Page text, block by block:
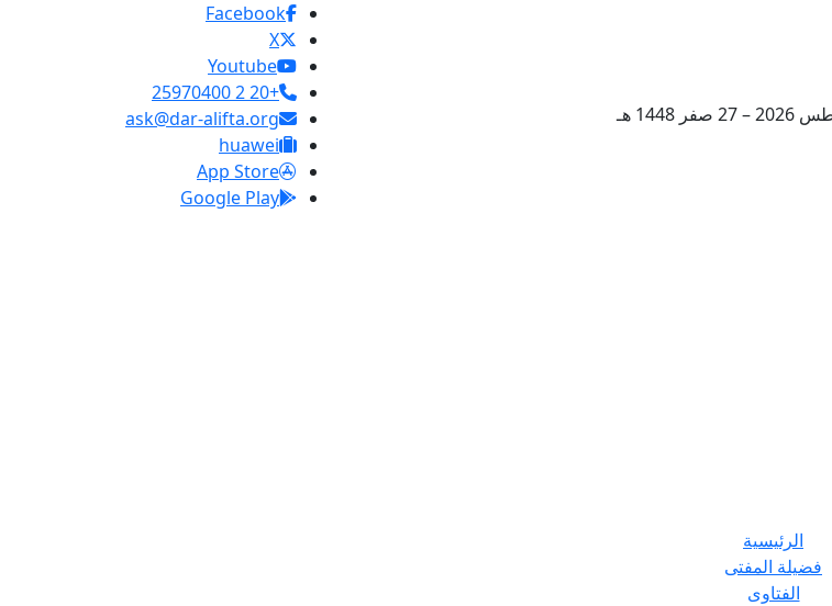
Facebook
X
Youtube
+20 2 25970400
ask@dar-alifta.org
huawei
App Store
Google Play
الرئيسية
فضيلة المفتى
الفتاوى